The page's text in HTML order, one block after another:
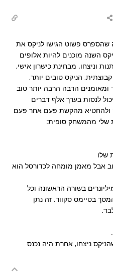
שהספרס פשוט הגישו לניקס את
השנה מוכנים להיות אלופים
וניצחו. מבחינת כישרון אישי,
הניקס טובים יותר,
ומאומנים הרבה הרבה יותר טוב
יכול לנסות בערך אלף דברים
ולהחטיא מהקשת פעם אחר פעם
מהמשחק סופית:
טוב אבל מאמן מומחה לכדורסל הוא
בשורה הראשונה וכל
בטיימס סקוור. זה נתן
ניצחו, אחרת היה נכנס